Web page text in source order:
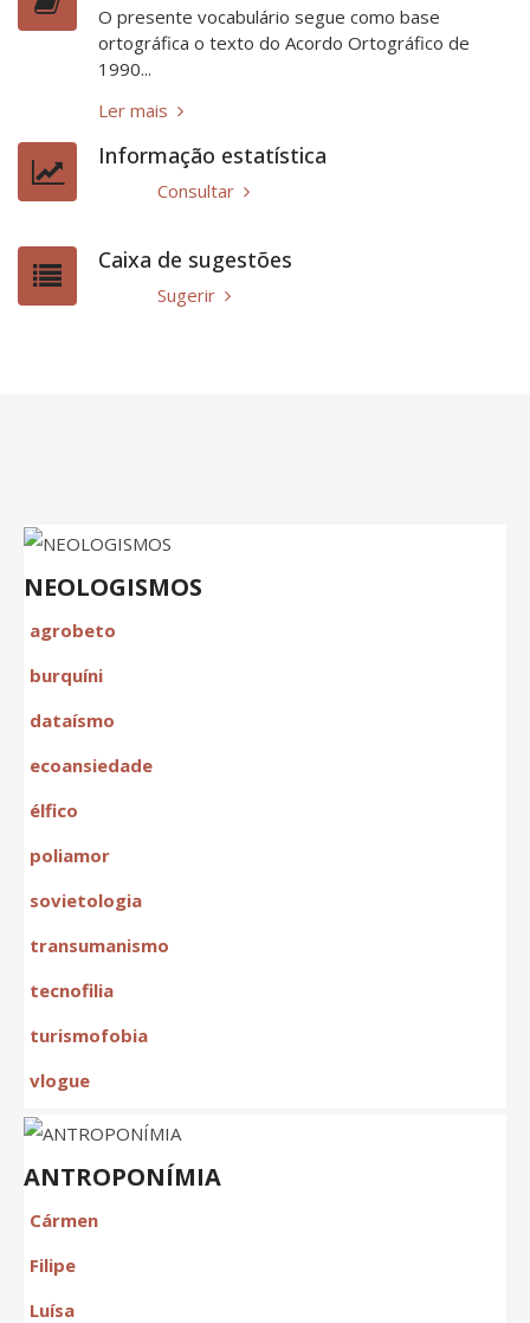
O presente vocabulário segue como base
ortográfica o texto do Acordo Ortográfico de
1990...
Ler mais
Informação estatística
Consultar
Caixa de sugestões
Sugerir
NEOLOGISMOS
agrobeto
burquíni
dataísmo
ecoansiedade
élfico
poliamor
sovietologia
transumanismo
tecnofilia
turismofobia
vlogue
ANTROPONÍMIA
Cármen
Filipe
Luísa